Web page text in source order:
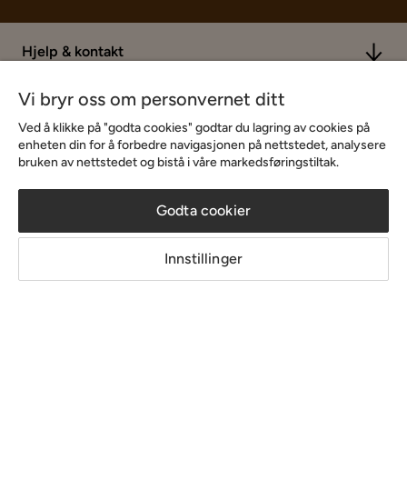
Hjelp & kontakt
Sortiment & tilbud
Inspirasjon
Om Chilli
Vi bryr oss om personvernet ditt
Ved å klikke på "godta cookies" godtar du lagring av cookies på
enheten din for å forbedre navigasjonen på nettstedet, analysere
bruken av nettstedet og bistå i våre markedsføringstiltak.
Godta cookier
Innstillinger